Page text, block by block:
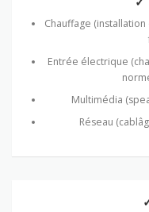
Chauffage
Entrée électrique
Multimédia
Réseau